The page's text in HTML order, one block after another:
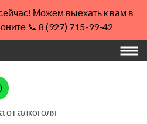
Можем выехать к вам в
📞 8 (927) 715-99-42
от алкоголя